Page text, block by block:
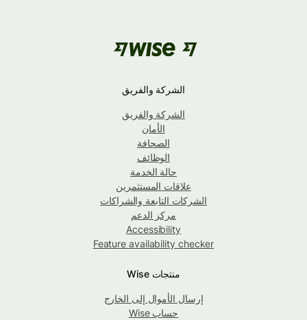
الشركة والفريق
الشركة والفريق
الأمان
الصحافة
الوظائف
حالة الخدمة
علاقات المستثمرين
الشركات التابعة والشراكات
مركز الدعم
Accessibility
Feature availability checker
منتجات Wise
إرسال الأموال إلى الخارج
حساب Wise